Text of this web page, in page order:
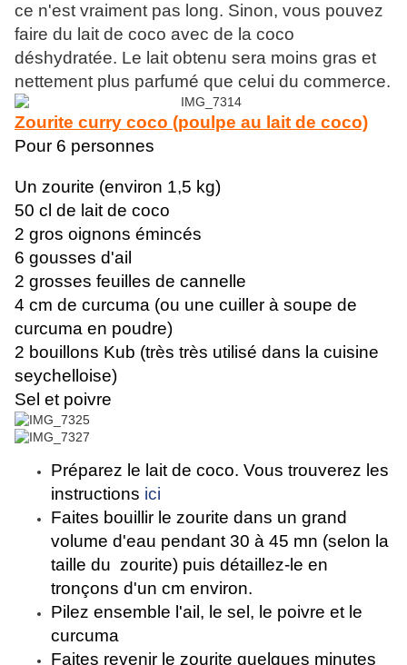
ce n'est vraiment pas long. Sinon, vous pouvez
faire du lait de coco avec de la coco
déshydratée. Le lait obtenu sera moins gras et
nettement plus parfumé que celui du commerce.
Zourite curry coco (poulpe au lait de coco)
Pour 6 personnes
Un zourite (environ 1,5 kg)
50 cl de lait de coco
2 gros oignons émincés
6 gousses d'ail
2 grosses feuilles de cannelle
4 cm de curcuma (ou une cuiller à soupe de
curcuma en poudre)
2 bouillons Kub (très très utilisé dans la cuisine
seychelloise)
Sel et poivre
Préparez le lait de coco. Vous trouverez les
instructions ici
Faites bouillir le zourite dans un grand
volume d'eau pendant 30 à 45 mn (selon la
taille du zourite) puis détaillez-le en
tronçons d'un cm environ.
Pilez ensemble l'ail, le sel, le poivre et le
curcuma
Faites revenir le zourite quelques minutes